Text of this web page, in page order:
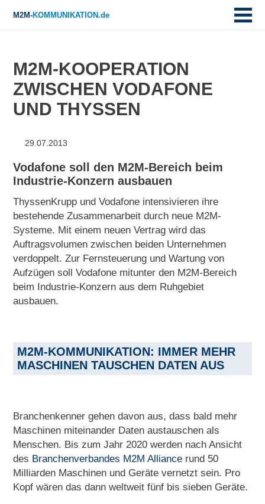
M2M-KOMMUNIKATION.de
M2M-KOOPERATION
ZWISCHEN VODAFONE
UND THYSSEN
29.07.2013
Vodafone soll den M2M-Bereich beim
Industrie-Konzern ausbauen
ThyssenKrupp und Vodafone intensivieren ihre
bestehende Zusammenarbeit durch neue M2M-
Systeme. Mit einem neuen Vertrag wird das
Auftragsvolumen zwischen beiden Unternehmen
verdoppelt. Zur Fernsteuerung und Wartung von
Aufzügen soll Vodafone mitunter den M2M-Bereich
beim Industrie-Konzern aus dem Ruhgebiet
ausbauen.
M2M-KOMMUNIKATION: IMMER MEHR
MASCHINEN TAUSCHEN DATEN AUS
Branchenkenner gehen davon aus, dass bald mehr
Maschinen miteinander Daten austauschen als
Menschen. Bis zum Jahr 2020 werden nach Ansicht
des Branchenverbandes M2M Alliance rund 50
Milliarden Maschinen und Geräte vernetzt sein. Pro
Kopf wären das dann weltweit fünf bis sieben Geräte.